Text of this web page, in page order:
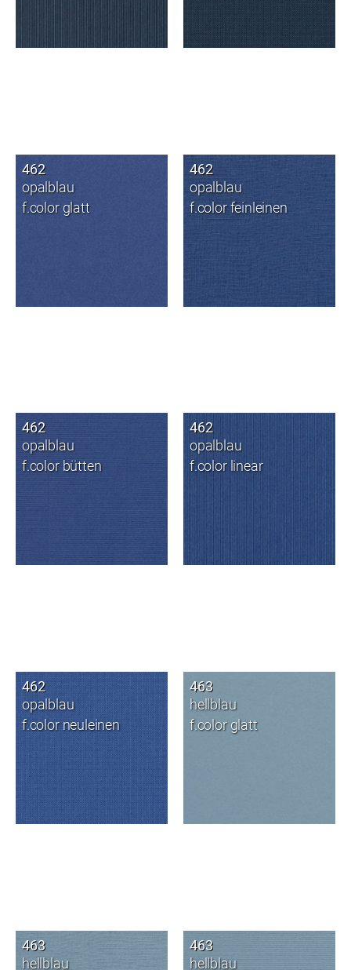
462
opalblau
f.color glatt
462
opalblau
f.color feinleinen
462
opalblau
f.color bütten
462
opalblau
f.color linear
462
opalblau
f.color neuleinen
463
hellblau
f.color glatt
463
hellblau
463
hellblau